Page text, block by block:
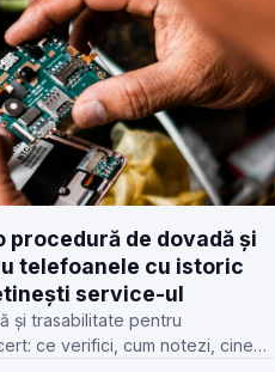
procedură de dovadă și
telefoanele cu istoric
service-ul
și trasabilitate pentru
ce verifici, cum notezi, cine